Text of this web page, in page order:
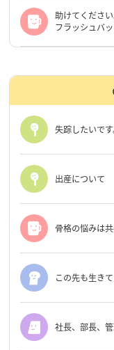
助けてくださ
フラッシュバッ
失踪したいです
出産について
骨格の悩みは
この先も生き
社長、部長、